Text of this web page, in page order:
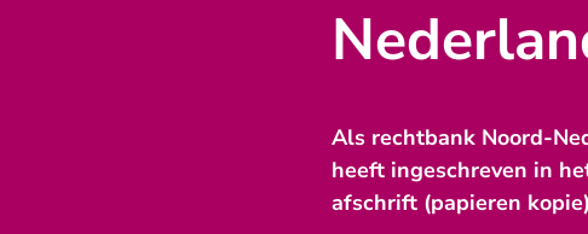
Als rechtbank Noord-
heeft ingeschreven in
afschrift (papieren